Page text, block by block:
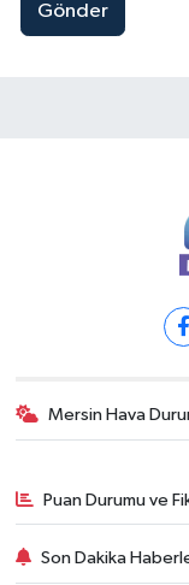
Gönder
Mersin Hava
Puan Durumu ve
Son Dakika